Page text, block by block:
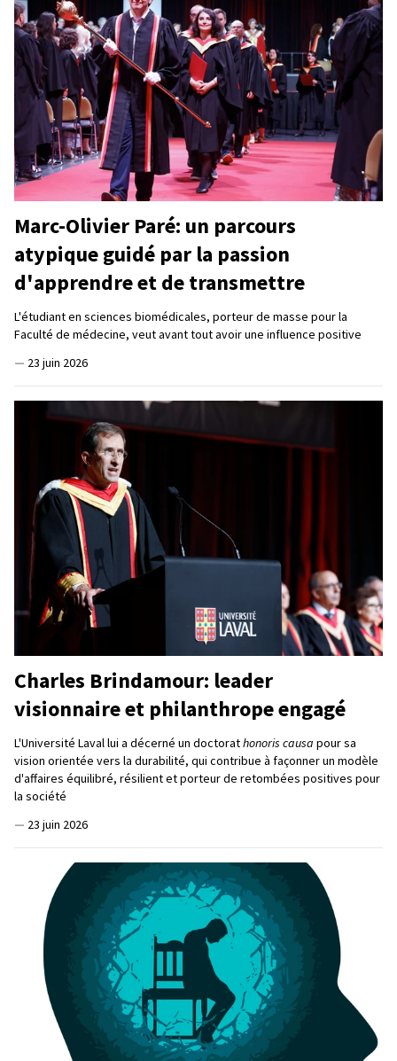
Marc-Olivier Paré: un parcours
atypique guidé par la passion
d'apprendre et de transmettre
L'étudiant en sciences biomédicales, porteur de masse pour la
Faculté de médecine, veut avant tout avoir une influence positive
— 23 juin 2026
Charles Brindamour: leader
visionnaire et philanthrope engagé
L'Université Laval lui a décerné un doctorathonoris causa pour sa
vision orientée vers la durabilité, qui contribue à façonner un modèle
d'affaires équilibré, résilient et porteur de retombées positives pour
la société
— 23 juin 2026